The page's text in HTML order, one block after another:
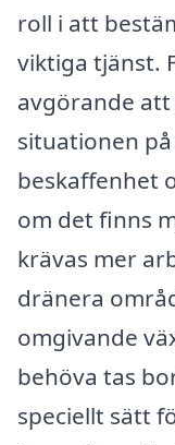
roll i att
viktiga tjänst.
avgörande
situationen
beskaffenhet
om det finns
krävas mer
dränera
omgivande
behöva tas
speciellt sätt